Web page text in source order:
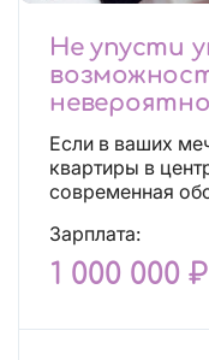
Не упусти
Если в ваших
квартиры в
современная
Зарплата:
1 000 000 ₽